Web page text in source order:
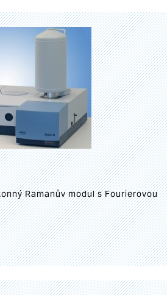
Ramanův modul s Fourierovou